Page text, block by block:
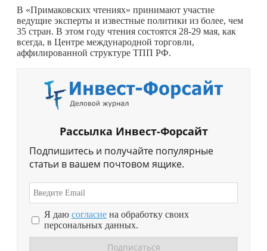
В «Примаковских чтениях» принимают участие
ведущие эксперты и известные политики из более, чем
35 стран. В этом году чтения состоятся 28-29 мая, как
всегда, в Центре международной торговли,
аффилированной структуре ТПП РФ.
Рассылка Инвест-Форсайт
Подпишитесь и получайте популярные
статьи в вашем почтовом ящике.
Я даю согласие на обработку своих
персональных данных.